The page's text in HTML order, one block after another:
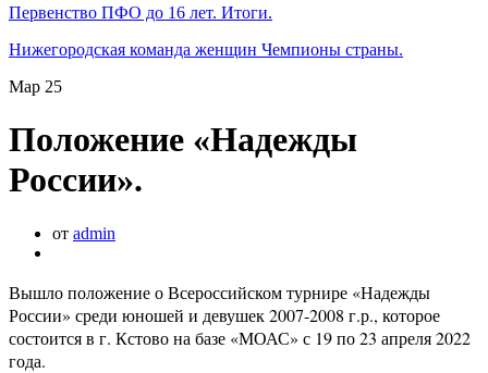
Первенство ПФО до 16 лет. Итоги.
Нижегородская команда женщин Чемпионы страны.
Мар 25
Положение «Надежды
России».
от admin
Вышло положение о Всероссийском турнире «Надежды
России» среди юношей и девушек 2007-2008 г.р., которое
состоится в г. Кстово на базе «МОАС» с 19 по 23 апреля 2022
года.